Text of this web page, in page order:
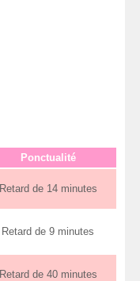
Ponctualité
Retard de 14 minutes
Retard de 9 minutes
Retard de 40 minutes